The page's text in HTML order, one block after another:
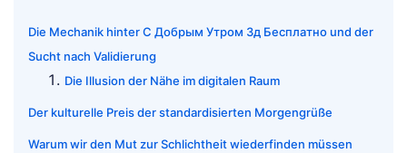
Die Mechanik hinter С Добрым Утром 3д Бесплатно und der
Sucht nach Validierung
Die Illusion der Nähe im digitalen Raum
Der kulturelle Preis der standardisierten Morgengrüße
Warum wir den Mut zur Schlichtheit wiederfinden müssen